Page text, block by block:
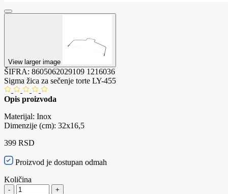
View larger image
ŠIFRA: 8605062029109 1216036
Sigma žica za sečenje torte LY-455
Opis proizvoda
Materijal: Inox
Dimenzije (cm): 32x16,5
399 RSD
Proizvod je dostupan odmah
Količina
-
+